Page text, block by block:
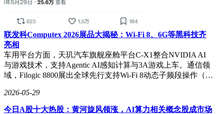
联发科Computex 2026展品大揭秘：Wi-Fi 8、6G等黑科技齐
亮相
车用平台方面，天玑汽车旗舰座舱平台C-X1整合NVIDIA AI
与游戏技术，支持Agentic AI感知计算与3A游戏上车。通信领
域，Filogic 8800展出全球先行支持Wi-Fi 8动态子频段操作（…
2026-05-29
今日A股十大热股：黄河旋风领涨，AI算力相关概念股成市场